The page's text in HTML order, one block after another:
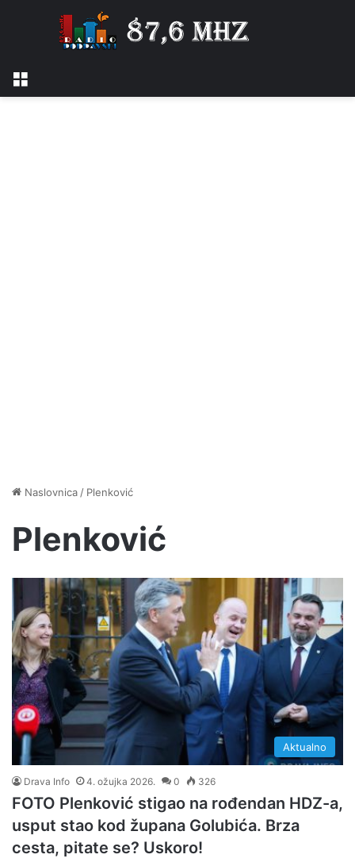
Naslovnica / Plenković
Plenković
Aktualno
Drava Info 4. ožujka 2026. 0 326
FOTO Plenković stigao na rođendan HDZ-a,
usput stao kod župana Golubića. Brza
cesta, pitate se? Uskoro!